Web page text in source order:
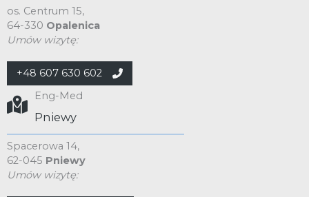
os. Centrum 15,
64-330 Opalenica
Umów wizytę:
+48 607 630 602
Eng-Med
Pniewy
Spacerowa 14,
62-045 Pniewy
Umów wizytę: